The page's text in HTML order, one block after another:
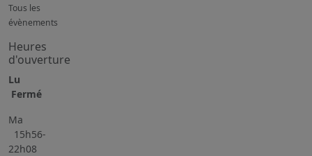
Tous les
évènements
Heures
d'ouverture
Lu
Fermé
Ma
15h56-
22h08